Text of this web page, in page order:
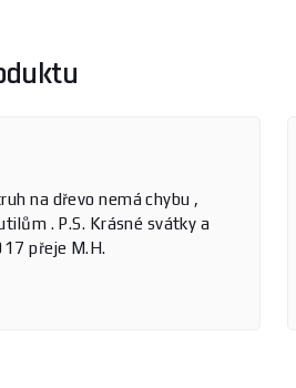
na dřevo nemá chybu ,
. P.S. Krásné svátky a
přeje M.H.